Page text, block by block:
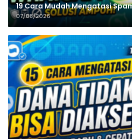
19 Cara Mudah Mengatasi
07/08/2026